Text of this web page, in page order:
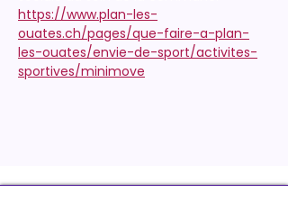
https://www.plan-les-
ouates.ch/pages/que-faire-a-plan-
les-ouates/envie-de-sport/activites-
sportives/minimove